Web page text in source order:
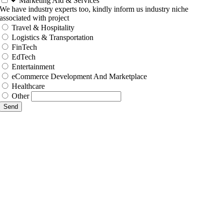
We have industry experts too, kindly inform us industry niche
associated with project
Travel & Hospitality
Logistics & Transportation
FinTech
EdTech
Entertainment
eCommerce Development And Marketplace
Healthcare
Other
Send